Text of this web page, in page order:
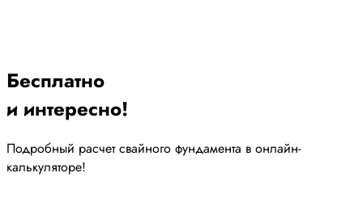
Бесплатно
и интересно!
Подробный расчет свайного фундамента в онлайн-
калькуляторе!